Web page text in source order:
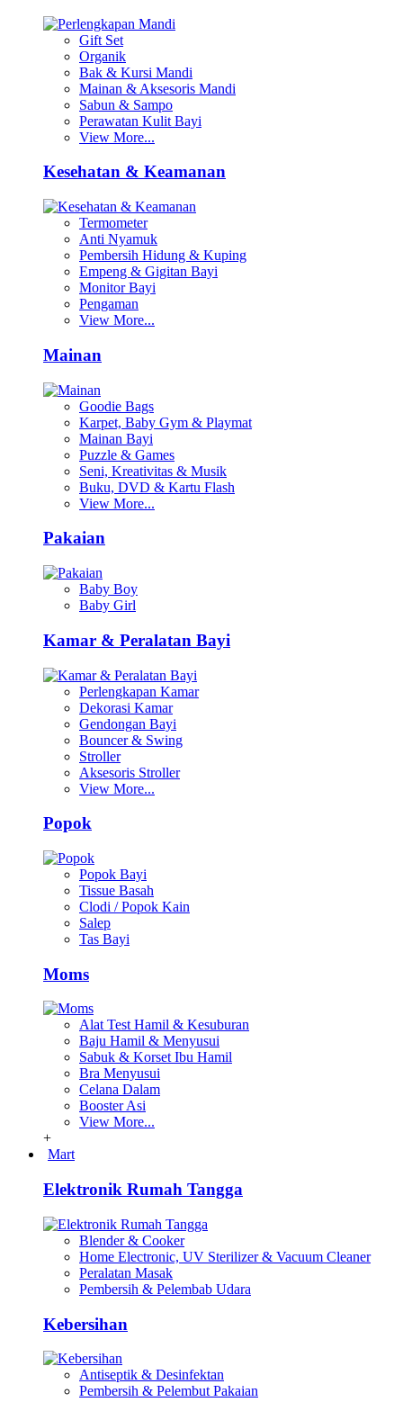
Gift Set
Organik
Bak & Kursi Mandi
Mainan & Aksesoris Mandi
Sabun & Sampo
Perawatan Kulit Bayi
View More...
Kesehatan & Keamanan
Termometer
Anti Nyamuk
Pembersih Hidung & Kuping
Empeng & Gigitan Bayi
Monitor Bayi
Pengaman
View More...
Mainan
Goodie Bags
Karpet, Baby Gym & Playmat
Mainan Bayi
Puzzle & Games
Seni, Kreativitas & Musik
Buku, DVD & Kartu Flash
View More...
Pakaian
Baby Boy
Baby Girl
Kamar & Peralatan Bayi
Perlengkapan Kamar
Dekorasi Kamar
Gendongan Bayi
Bouncer & Swing
Stroller
Aksesoris Stroller
View More...
Popok
Popok Bayi
Tissue Basah
Clodi / Popok Kain
Salep
Tas Bayi
Moms
Alat Test Hamil & Kesuburan
Baju Hamil & Menyusui
Sabuk & Korset Ibu Hamil
Bra Menyusui
Celana Dalam
Booster Asi
View More...
+
Mart
Elektronik Rumah Tangga
Blender & Cooker
Home Electronic, UV Sterilizer & Vacuum Cleaner
Peralatan Masak
Pembersih & Pelembab Udara
Kebersihan
Antiseptik & Desinfektan
Pembersih & Pelembut Pakaian